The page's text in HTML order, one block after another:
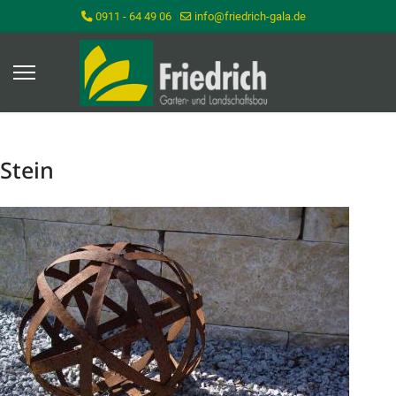
0911 - 64 49 06 info@friedrich-gala.de
Stein